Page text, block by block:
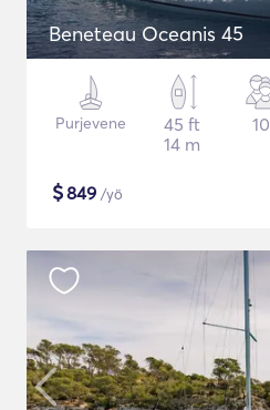
Beneteau Oceanis 45
Purjevene
45 ft
14 m
10
$849 /yö